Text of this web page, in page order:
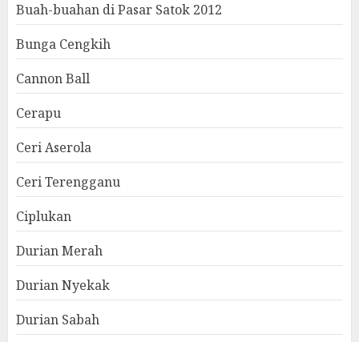
Buah-buahan di Pasar Satok 2012
Bunga Cengkih
Cannon Ball
Cerapu
Ceri Aserola
Ceri Terengganu
Ciplukan
Durian Merah
Durian Nyekak
Durian Sabah